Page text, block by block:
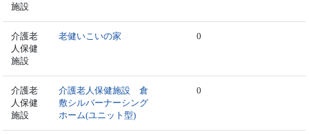
施設
介護老
人保健
施設
老健いこいの家 0
介護老
人保健
施設
介護老人保健施設 倉
敷シルバーナーシング
ホーム(ユニット型)
0